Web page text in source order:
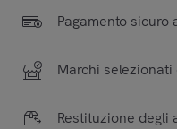
Pagamento sicuro
Marchi selezionati
Restituzione degli